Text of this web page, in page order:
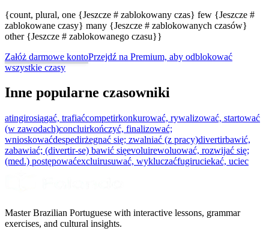
{count, plural, one {Jeszcze # zablokowany czas} few {Jeszcze #
zablokowane czasy} many {Jeszcze # zablokowanych czasów}
other {Jeszcze # zablokowanego czasu}}
Załóż darmowe kontoPrzejdź na Premium, aby odblokować
wszystkie czasy
Inne popularne czasowniki
atingirosiągać, trafiaćcompetirkonkurować, rywalizować, startować
(w zawodach)concluirkończyć, finalizować;
wnioskowaćdespedirżegnać się; zwalniać (z pracy)divertirbawić,
zabawiać; (divertir-se) bawić sięevoluirewoluować, rozwijać się;
(med.) postępowaćexcluirusuwać, wykluczaćfugiruciekać, uciec
Master Brazilian Portuguese with interactive lessons, grammar
exercises, and cultural insights.